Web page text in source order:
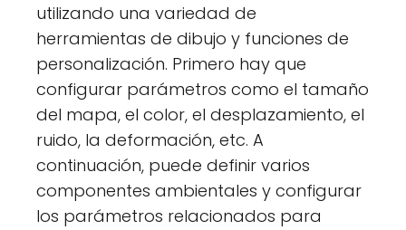
utilizando una variedad de
herramientas de dibujo y funciones de
personalización. Primero hay que
configurar parámetros como el tamaño
del mapa, el color, el desplazamiento, el
ruido, la deformación, etc. A
continuación, puede definir varios
componentes ambientales y configurar
los parámetros relacionados para